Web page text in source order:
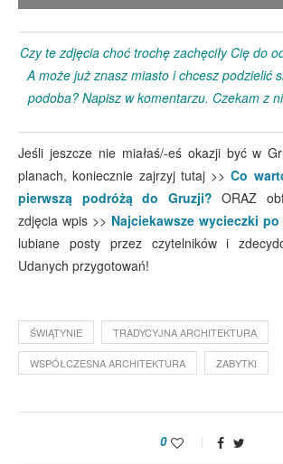
Czy te zdjęcia choć trochę zachęciły Cię do
A może już znasz miasto i chcesz podzielić
podoba? Napisz w komentarzu. Czekam z
Jeśli jeszcze nie miałaś/-eś okazji być w
planach, koniecznie zajrzyj tutaj >> Co
pierwszą podróżą do Gruzji? ORAZ
zdjęcia wpis >> Najciekawsze wycieczki po
lubiane posty przez czytelników i
Udanych przygotowań!
ŚWIĄTYNIE TRADYCYJNA ARCHITEKTURA
WSPÓŁCZESNA ARCHITEKTURA ZABYTKI
0